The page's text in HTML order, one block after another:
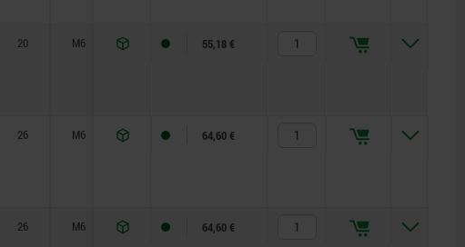
20 M6 20,3 58
55,18 €
26 M6 20,1 82
64,60 €
26 M6 20,1 82
64,60 €